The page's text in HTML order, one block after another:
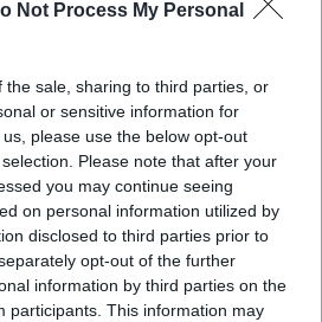
Not Process My Personal
the sale, sharing to third parties, or
or sensitive information for
please use the below opt-out
Please note that after your
you may continue seeing
on personal information utilized by
disclosed to third parties prior to
opt-out of the further
information by third parties on the
participants. This information may
ΕΤΑΙΡΕΙΑ»- «QUALCO
Εταιρεία Συμβούλων
ΚΑΡΑΜΟΣΧΟΣ ΚΑΙ
ΜΑΚΕΔΟΝΙΚΗ ΤΕΧΝΙΚΗ
& ΣΥΝΕΡΓΑΤΕΣ Ε.Ν.Υ.